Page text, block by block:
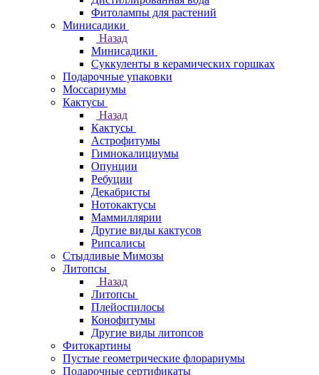
Фитолампы для растений
Минисадики
Назад
Минисадики
Суккуленты в керамических горшках
Подарочные упаковки
Моссариумы
Кактусы
Назад
Кактусы
Астрофитумы
Гимнокалициумы
Опунции
Ребуции
Декабристы
Нотокактусы
Маммиллярии
Другие виды кактусов
Рипсалисы
Стыдливые Мимозы
Литопсы
Назад
Литопсы
Плейоспилосы
Конофитумы
Другие виды литопсов
Фитокартины
Пустые геометрические флорариумы
Подарочные сертификаты